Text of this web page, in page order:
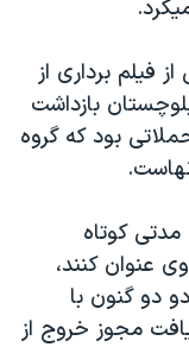
فيلم برداری از
بازداشت
بود که گروه
مدتی کوتاه
عنوان کنند،
دو گنون با
مجوز خروج از